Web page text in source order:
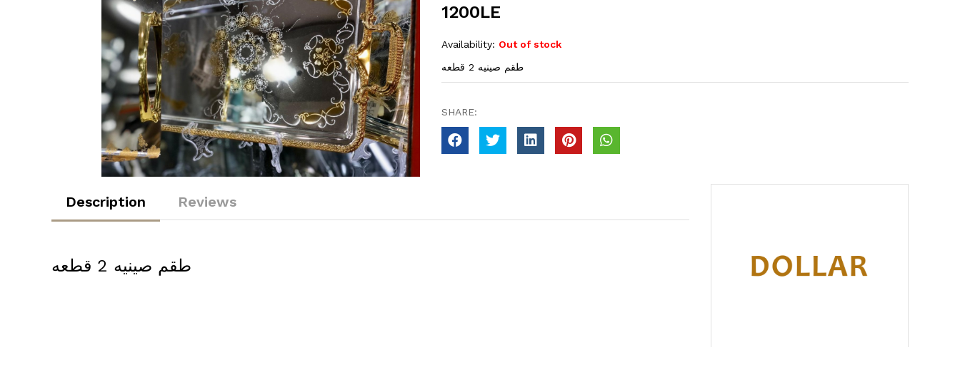
1200LE
Availability: Out of stock
طقم صينيه 2 قطعه
SHARE:
Description Reviews
طقم صينيه 2 قطعه